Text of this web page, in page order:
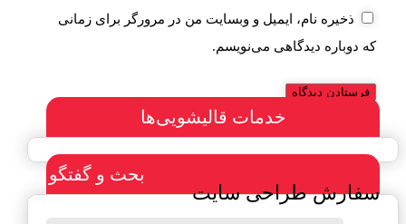
ذخیره نام، ایمیل و وبسایت من در مرورگر برای زمانی
که دوباره دیدگاهی می‌نویسم.
خدمات قالیشویی‌ها
سفارش طراحی سایت
بحث و گفتگو